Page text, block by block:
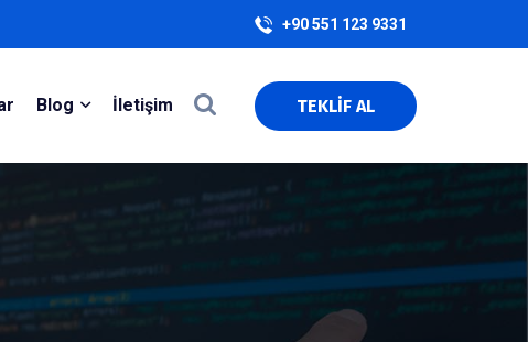
+90 551 123 9331
Blog İletişim TEKLİF AL